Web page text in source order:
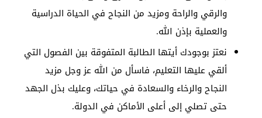
والرقي والراحة ومزيد من النجاح في الحياة الدراسية
والعملية بإذن الله.
نعتز بوجودك أيتها الطالبة المتفوقة بين الفصول التي
ألقي عليها التعليم، فاسأل من الله عز وجل مزيد
النجاح والرخاء والسعادة في حياتك، وعليك بذل الجهد
حتى تصلي إلى أعلى الأماكن في الدولة.